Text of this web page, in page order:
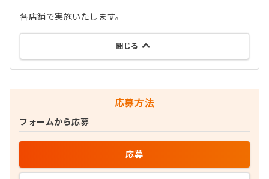
各店舗で実施いたします。
閉じる
応募方法
フォームから応募
応募